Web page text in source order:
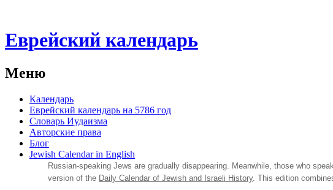
Еврейский календарь
Меню
Календарь
Еврейский календарь на 5786 год
Словарь Иудаизма
Авторские права
Блог
Jewish Calendar in English
Russian‑speaking Jews are gradually disappearing. Meanwhile, those who
version of the Daily Calendar of Jewish and Israeli History. This edition